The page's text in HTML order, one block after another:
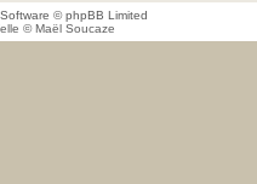
© phpBB Limited
©Maël Soucaze